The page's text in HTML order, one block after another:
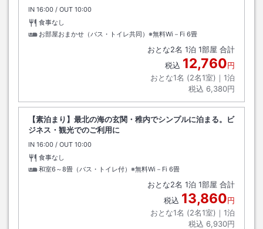
IN チェックイン
16:00 / OUT チェックアウト
10:00
食事なし
お部屋おまかせ（バス・トイレ共同）※無料Wi－Fi 6畳
おとな2名 1泊 1部屋 合計
税込 12,760円
おとな1名 (2名1室)｜ 1泊
税込 6,380円
【素泊まり】最北の海の玄関・稚内でシンプルに泊まる。ビ
ジネス・観光でのご利用に
IN チェックイン
16:00 / OUT チェックアウト
10:00
食事なし
和室6～8畳（バス・トイレ付）※無料Wi－Fi 6畳
おとな2名 1泊 1部屋 合計
税込 13,860円
おとな1名 (2名1室)｜ 1泊
税込 6,930円